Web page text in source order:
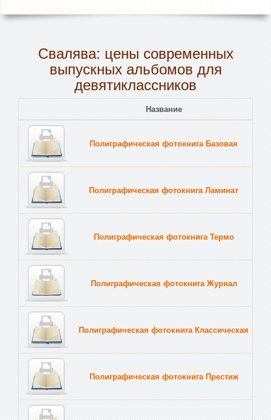
Свалява: цены современных
выпускных альбомов для
девятиклассников
Название
Полиграфическая фотокнига Базовая
Полиграфическая фотокнига Ламинат
Полиграфическая фотокнига Термо
Полиграфическая фотокнига Журнал
Полиграфическая фотокнига Классическая
Полиграфическая фотокнига Престиж